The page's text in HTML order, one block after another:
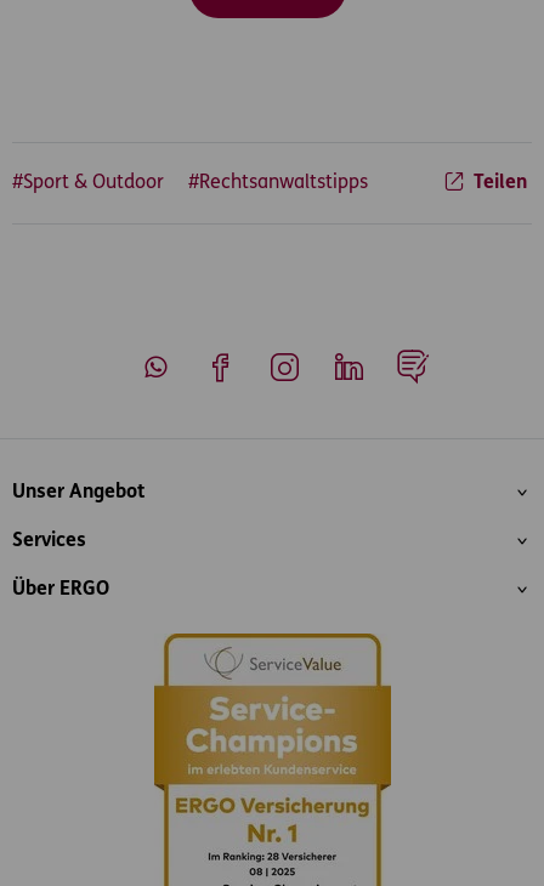
#Sport & Outdoor #Rechtsanwaltstipps Teilen
Inhaltsübersicht
Unser Angebot
Services
Über ERGO